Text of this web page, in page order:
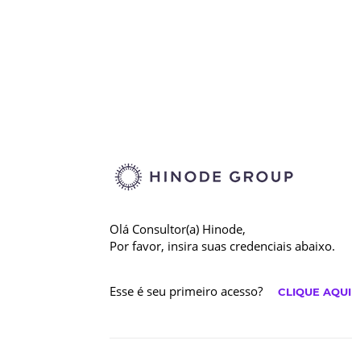
Olá Consultor(a) Hinode,
Por favor, insira suas credenciais abaixo.
Esse é seu primeiro acesso? CLIQUE AQUI